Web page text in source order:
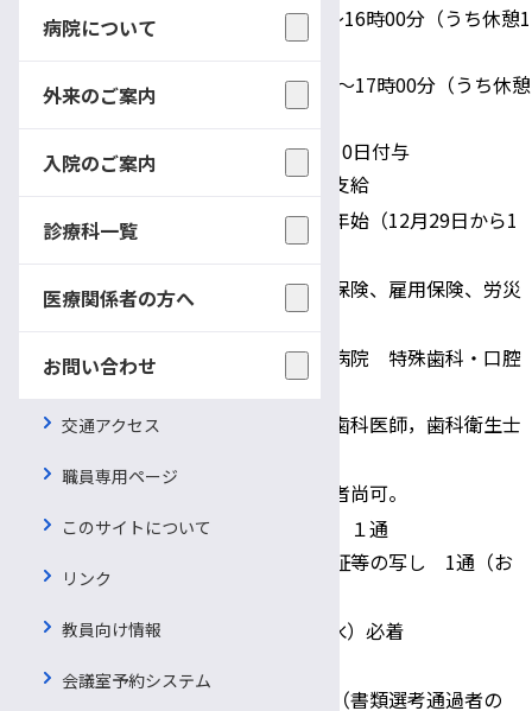
給与・勤務時間
勤務時間①9時00分～16時00分（うち休憩1
②10時00分～17時00分（うち休憩
年次休暇：採用日に10日付与
その他：通勤手当等支給
休日
土・日・祝日・年末年始（12月29日から1
適用保険
健康保険、厚生年金保険、雇用保険、労災
信州大学医学部附属病院 特殊歯科・口腔
・⻭科助⼿の業務（⻭科医師，⻭科衛生⼠
応募資格
・⻭科助⼿資格保持者尚可。
・履歴書（写真貼付）１通
・⻭科助⼿資格認定証等の写し 1通（お
書類提出期限
令和4年11月30日（水）必着
選考方法
二次試験：面接試験（書類選考通過者の
病院について
外来のご案内
入院のご案内
診療科一覧
医療関係者の方へ
お問い合わせ
交通アクセス
職員専用ページ
このサイトについて
リンク
教員向け情報
会議室予約システム